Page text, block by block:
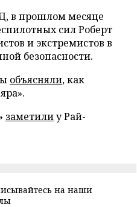
в прошлом месяце
сил Роберт
и экстремистов в
безопасности.
объясняли, как
заметилиу Рай-
на наши